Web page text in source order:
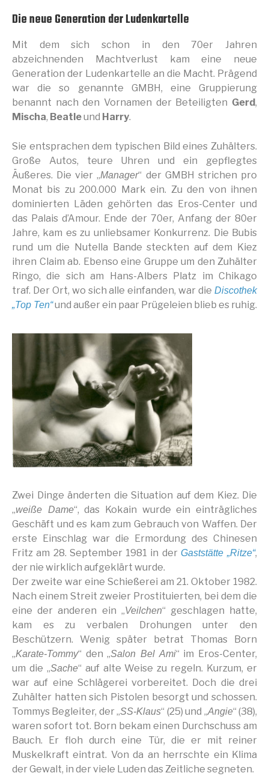
Die neue Generation der Ludenkartelle
Mit dem sich schon in den 70er Jahren
abzeichnenden Machtverlust kam eine neue
Generation der Ludenkartelle an die Macht. Prägend
war die so genannte GMBH, eine Gruppierung
benannt nach den Vornamen der Beteiligten Gerd,
Mischa, Beatleund Harry.
Sie entsprachen dem typischen Bild eines Zuhälters.
Große Autos, teure Uhren und ein gepflegtes
Äußeres. Die vier „Manager“ der GMBH strichen pro
Monat bis zu 200.000 Mark ein. Zu den von ihnen
dominierten Läden gehörten das Eros-Center und
das Palais d’Amour. Ende der 70er, Anfang der 80er
Jahre, kam es zu unliebsamer Konkurrenz. Die Bubis
rund um die Nutella Bande steckten auf dem Kiez
ihren Claim ab. Ebenso eine Gruppe um den Zuhälter
Ringo, die sich am Hans-Albers Platz im Chikago
traf. Der Ort, wo sich alle einfanden, war die Discothek
„Top Ten“und außer ein paar Prügeleien blieb es ruhig.
Zwei Dinge änderten die Situation auf dem Kiez. Die
„weiße Dame“, das Kokain wurde ein einträgliches
Geschäft und es kam zum Gebrauch von Waffen. Der
erste Einschlag war die Ermordung des Chinesen
Fritz am 28. September 1981 in der Gaststätte „Ritze“,
der nie wirklich aufgeklärt wurde.
Der zweite war eine Schießerei am 21. Oktober 1982.
Nach einem Streit zweier Prostituierten, bei dem die
eine der anderen ein „Veilchen“ geschlagen hatte,
kam es zu verbalen Drohungen unter den
Beschützern. Wenig später betrat Thomas Born
„Karate-Tommy“ den „Salon Bel Ami“ im Eros-Center,
um die „Sache“ auf alte Weise zu regeln. Kurzum, er
war auf eine Schlägerei vorbereitet. Doch die drei
Zuhälter hatten sich Pistolen besorgt und schossen.
Tommys Begleiter, der „SS-Klaus“ (25) und „Angie“ (38),
waren sofort tot. Born bekam einen Durchschuss am
Bauch. Er floh durch eine Tür, die er mit reiner
Muskelkraft eintrat. Von da an herrschte ein Klima
der Gewalt, in der viele Luden das Zeitliche segneten.